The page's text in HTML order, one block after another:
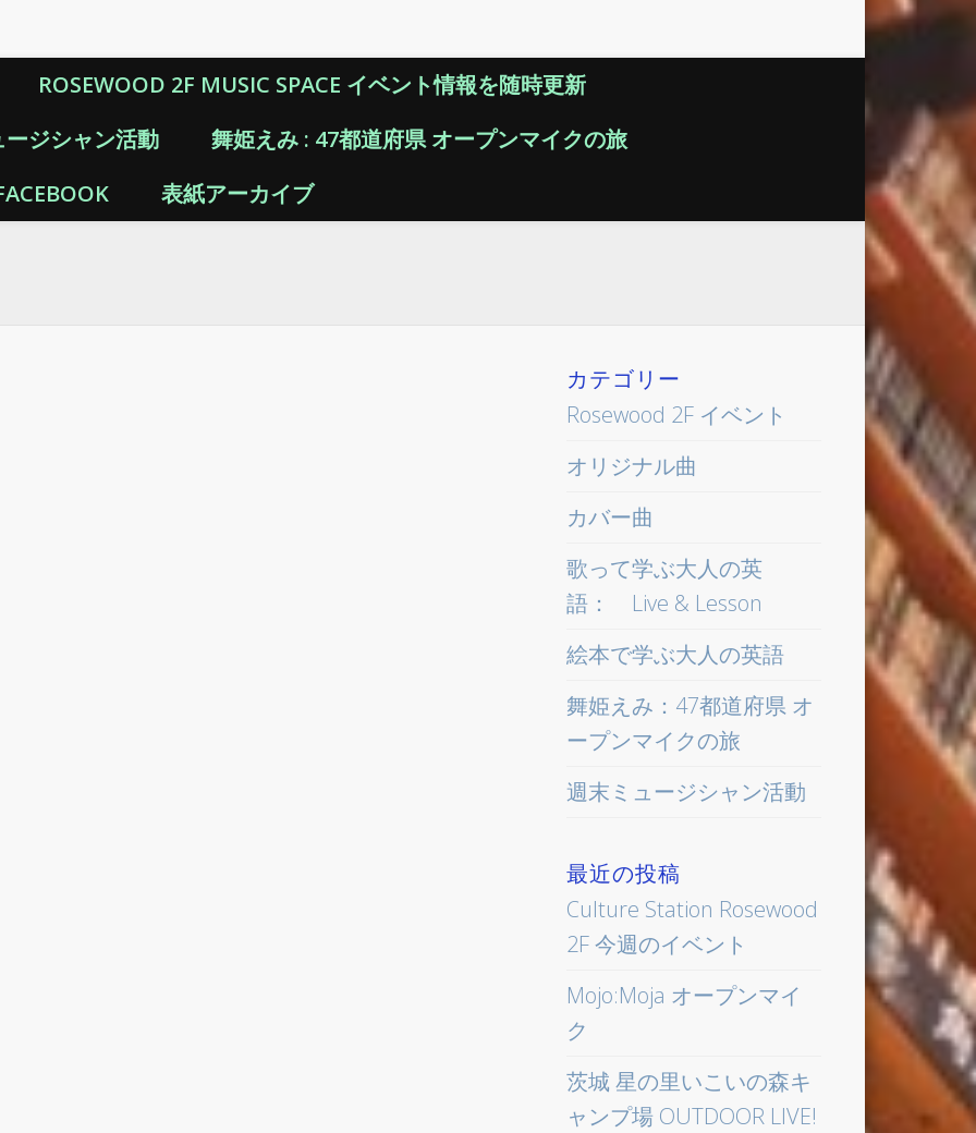
ROSEWOOD 2F MUSIC SPACE イベント情報を随時更新
ジシャン活動
舞姫えみ : 47都道府県 オープンマイクの旅
表紙アーカイブ
カテゴリー
Rosewood 2F イベント
オリジナル曲
カバー曲
歌って学ぶ大人の英
語： Live & Lesson
絵本で学ぶ大人の英語
舞姫えみ：47都道府県 オ
ープンマイクの旅
週末ミュージシャン活動
最近の投稿
Culture Station Rosewood
2F 今週のイベント
Mojo:Moja オープンマイ
ク
茨城 星の里いこいの森キ
ャンプ場 OUTDOOR LIVE!